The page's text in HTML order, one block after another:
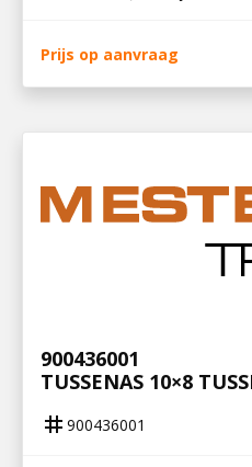
Prijs op aanvraag
900436001
TUSSENAS 10×8
tag 900436001